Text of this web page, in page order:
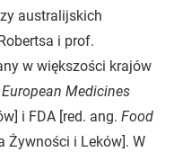
australijskich
i prof.
w większości krajów
European Medicines
i FDA [red. ang. Food
Żywności i Leków]. W